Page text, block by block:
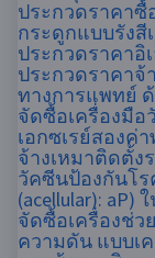
ประกวดราคา
กระดูกแบบรังสี
ประกวดราคาอิ
ประกวดราคาจ้
ทางการแพทย์
จัดซื้อเครื่องมื
เอกซเรย์สองค่
จ้างเหมาติดตั้ง
วัคซีนป้องกันโร
(acellular): aP)
จัดซื้อเครื่องช่
ความดัน แบบเ